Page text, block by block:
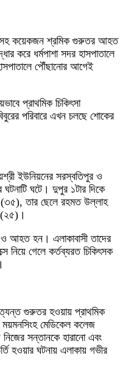
কয়েকজন শ্রমিক গুরুতর আহত
করে ধর্মপাশা সদর হাসপাতালে
পৌঁছানোর আগেই
প্রাথমিক চিকিৎসা
পরিবারে এখন চলছে শোকের
ইউনিয়নের সরস্বতিপুর ও
ঘটে। দুপুর ১টার দিকে
তার ছেলে রহমত উল্লাহ
(২৫)।
ও আহত হন। এলাকাবাসী তাদের
নিয়ে গেলে কর্তব্যরত চিকিৎসক
গুরুতর হওয়ায় প্রাথমিক
ময়মনসিংহ মেডিকেল কলেজ
সন্তানকে হারানো এবং
হওয়ার ঘটনায় এলাকায় গভীর